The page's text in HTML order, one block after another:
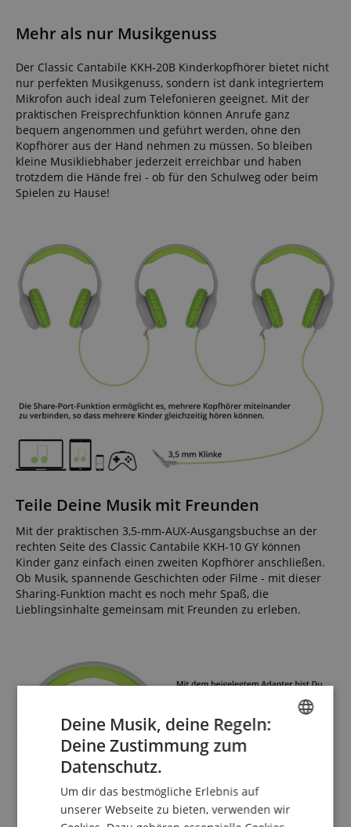
Mehr als nur Musikgenuss
Der Classic Cantabile KKH-20B Kinderkopfhörer bietet nicht
nur perfekten Musikgenuss, sondern ist dank integriertem
Mikrofon auch ideal zum Telefonieren geeignet. Mit der
praktischen Freisprechfunktion können Anrufe ganz
bequem angenommen und geführt werden, ohne den
Kopfhörer aus der Hand nehmen zu müssen. So bleiben
kleine Musikliebhaber jederzeit erreichbar und haben
trotzdem die Hände frei - ob für den Schulweg oder beim
Spielen zu Hause!
Teile Deine Musik mit Freunden
Mit der praktischen 3,5-mm-AUX-Ausgangsbuchse an der
rechten Seite des Classic Cantabile KKH-10 GY können
Kinder ganz einfach einen zweiten Kopfhörer anschließen.
Ob Musik, spannende Geschichten oder Filme - mit dieser
Sharing-Funktion macht es noch mehr Spaß, die
Lieblingsinhalte gemeinsam mit Freunden zu erleben.
Deine Musik, deine Regeln:
Deine Zustimmung zum
Datenschutz.
Um dir das bestmögliche Erlebnis auf
unserer Webseite zu bieten, verwenden wir